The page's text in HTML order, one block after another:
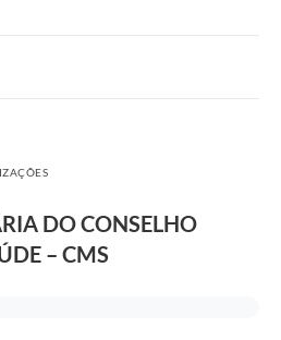
DO CONSELHO
– CMS